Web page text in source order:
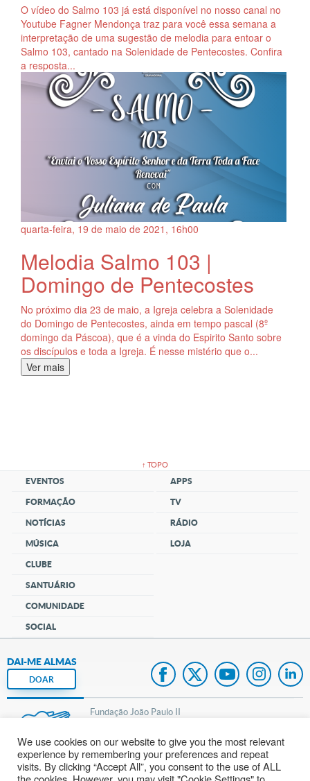
O vídeo do Salmo 103 já está disponível no nosso canal no
Youtube Fagner Mendonça traz para você essa semana a
interpretação de uma sugestão de melodia para entoar o
Salmo 103, cantado na Solenidade de Pentecostes. Confira
a resposta...
quarta-feira, 19 de maio de 2021, 16h00
Melodia Salmo 103 |
Domingo de Pentecostes
No próximo dia 23 de maio, a Igreja celebra a Solenidade
do Domingo de Pentecostes, ainda em tempo pascal (8º
domingo da Páscoa), que é a vinda do Espirito Santo sobre
os discípulos e toda a Igreja. É nesse mistério que o...
Ver mais
↑ TOPO
EVENTOS
FORMAÇÃO
NOTÍCIAS
MÚSICA
CLUBE
SANTUÁRIO
COMUNIDADE
SOCIAL
APPS
TV
RÁDIO
LOJA
DAI-ME ALMAS
DOAR
Fundação João Paulo II
Pedido de Oração
Mapa do site
We use cookies on our website to give you the most relevant
experience by remembering your preferences and repeat
visits. By clicking “Accept All”, you consent to the use of ALL